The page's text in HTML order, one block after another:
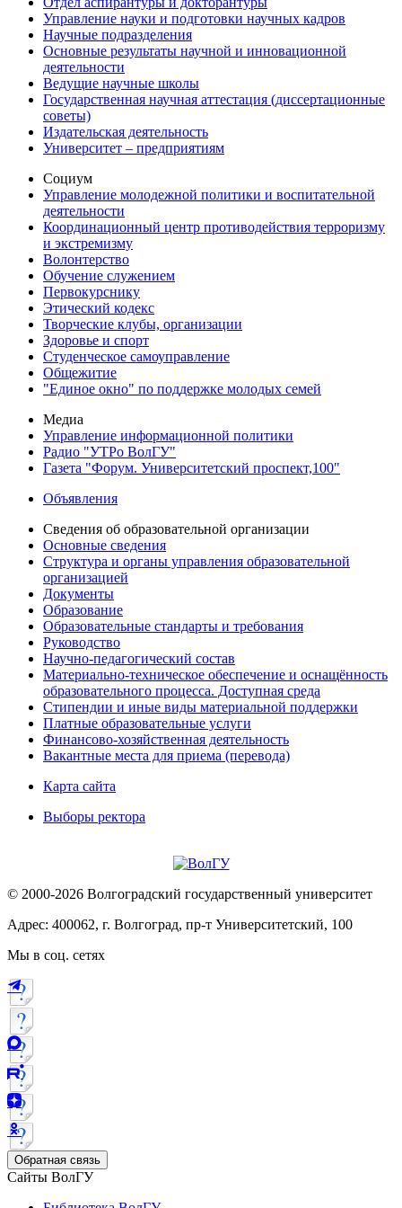
Управление науки и подготовки научных кадров
Научные подразделения
Основные результаты научной и инновационной
деятельности
Ведущие научные школы
Государственная научная аттестация (диссертационные
советы)
Издательская деятельность
Университет – предприятиям
Социум
Управление молодежной политики и воспитательной
деятельности
Координационный центр противодействия терроризму
и экстремизму
Волонтерство
Обучение служением
Первокурснику
Этический кодекс
Творческие клубы, организации
Здоровье и спорт
Студенческое самоуправление
Общежитие
"Единое окно" по поддержке молодых семей
Медиа
Управление информационной политики
Радио "УТРо ВолГУ"
Газета "Форум. Университетский проспект,100"
Объявления
Сведения об образовательной организации
Основные сведения
Структура и органы управления образовательной
организацией
Документы
Образование
Образовательные стандарты и требования
Руководство
Научно-педагогический состав
Материально-техническое обеспечение и оснащённость
образовательного процесса. Доступная среда
Стипендии и иные виды материальной поддержки
Платные образовательные услуги
Финансово-хозяйственная деятельность
Вакантные места для приема (перевода)
Карта сайта
Выборы ректора
© 2000-2026 Волгоградский государственный университет
Адрес: 400062, г. Волгоград, пр-т Университетский, 100
Мы в соц. сетях
Обратная связь
Сайты ВолГУ